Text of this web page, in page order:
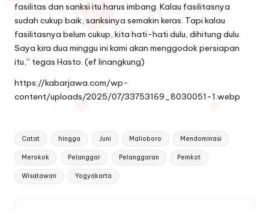
fasilitas dan sanksi itu harus imbang. Kalau fasilitasnya
sudah cukup baik, sanksinya semakin keras. Tapi kalau
fasilitasnya belum cukup, kita hati-hati dulu, dihitung dulu.
Saya kira dua minggu ini kami akan menggodok persiapan
itu,” tegas Hasto. (ef linangkung)
https://kabarjawa.com/wp-
content/uploads/2025/07/33753169_8030051-1.webp
Tags:
Catat hingga Juni Malioboro Mendominasi
Merokok Pelanggar Pelanggaran Pemkot
Wisatawan Yogyakarta